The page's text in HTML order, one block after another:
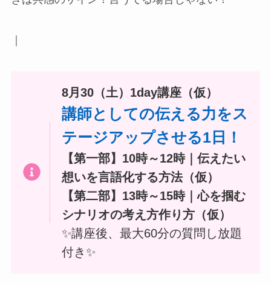
8月30（土）1day講座（仮）
講師としての伝える力をス
テージアップさせる1日！
【第一部】10時～12時｜伝えたい
想いを言語化する方法（仮）
【第二部】13時～15時｜心を掴む
シナリオの考え方作り方（仮）
✨️講座後、最大60分の質問し放題
付き✨️